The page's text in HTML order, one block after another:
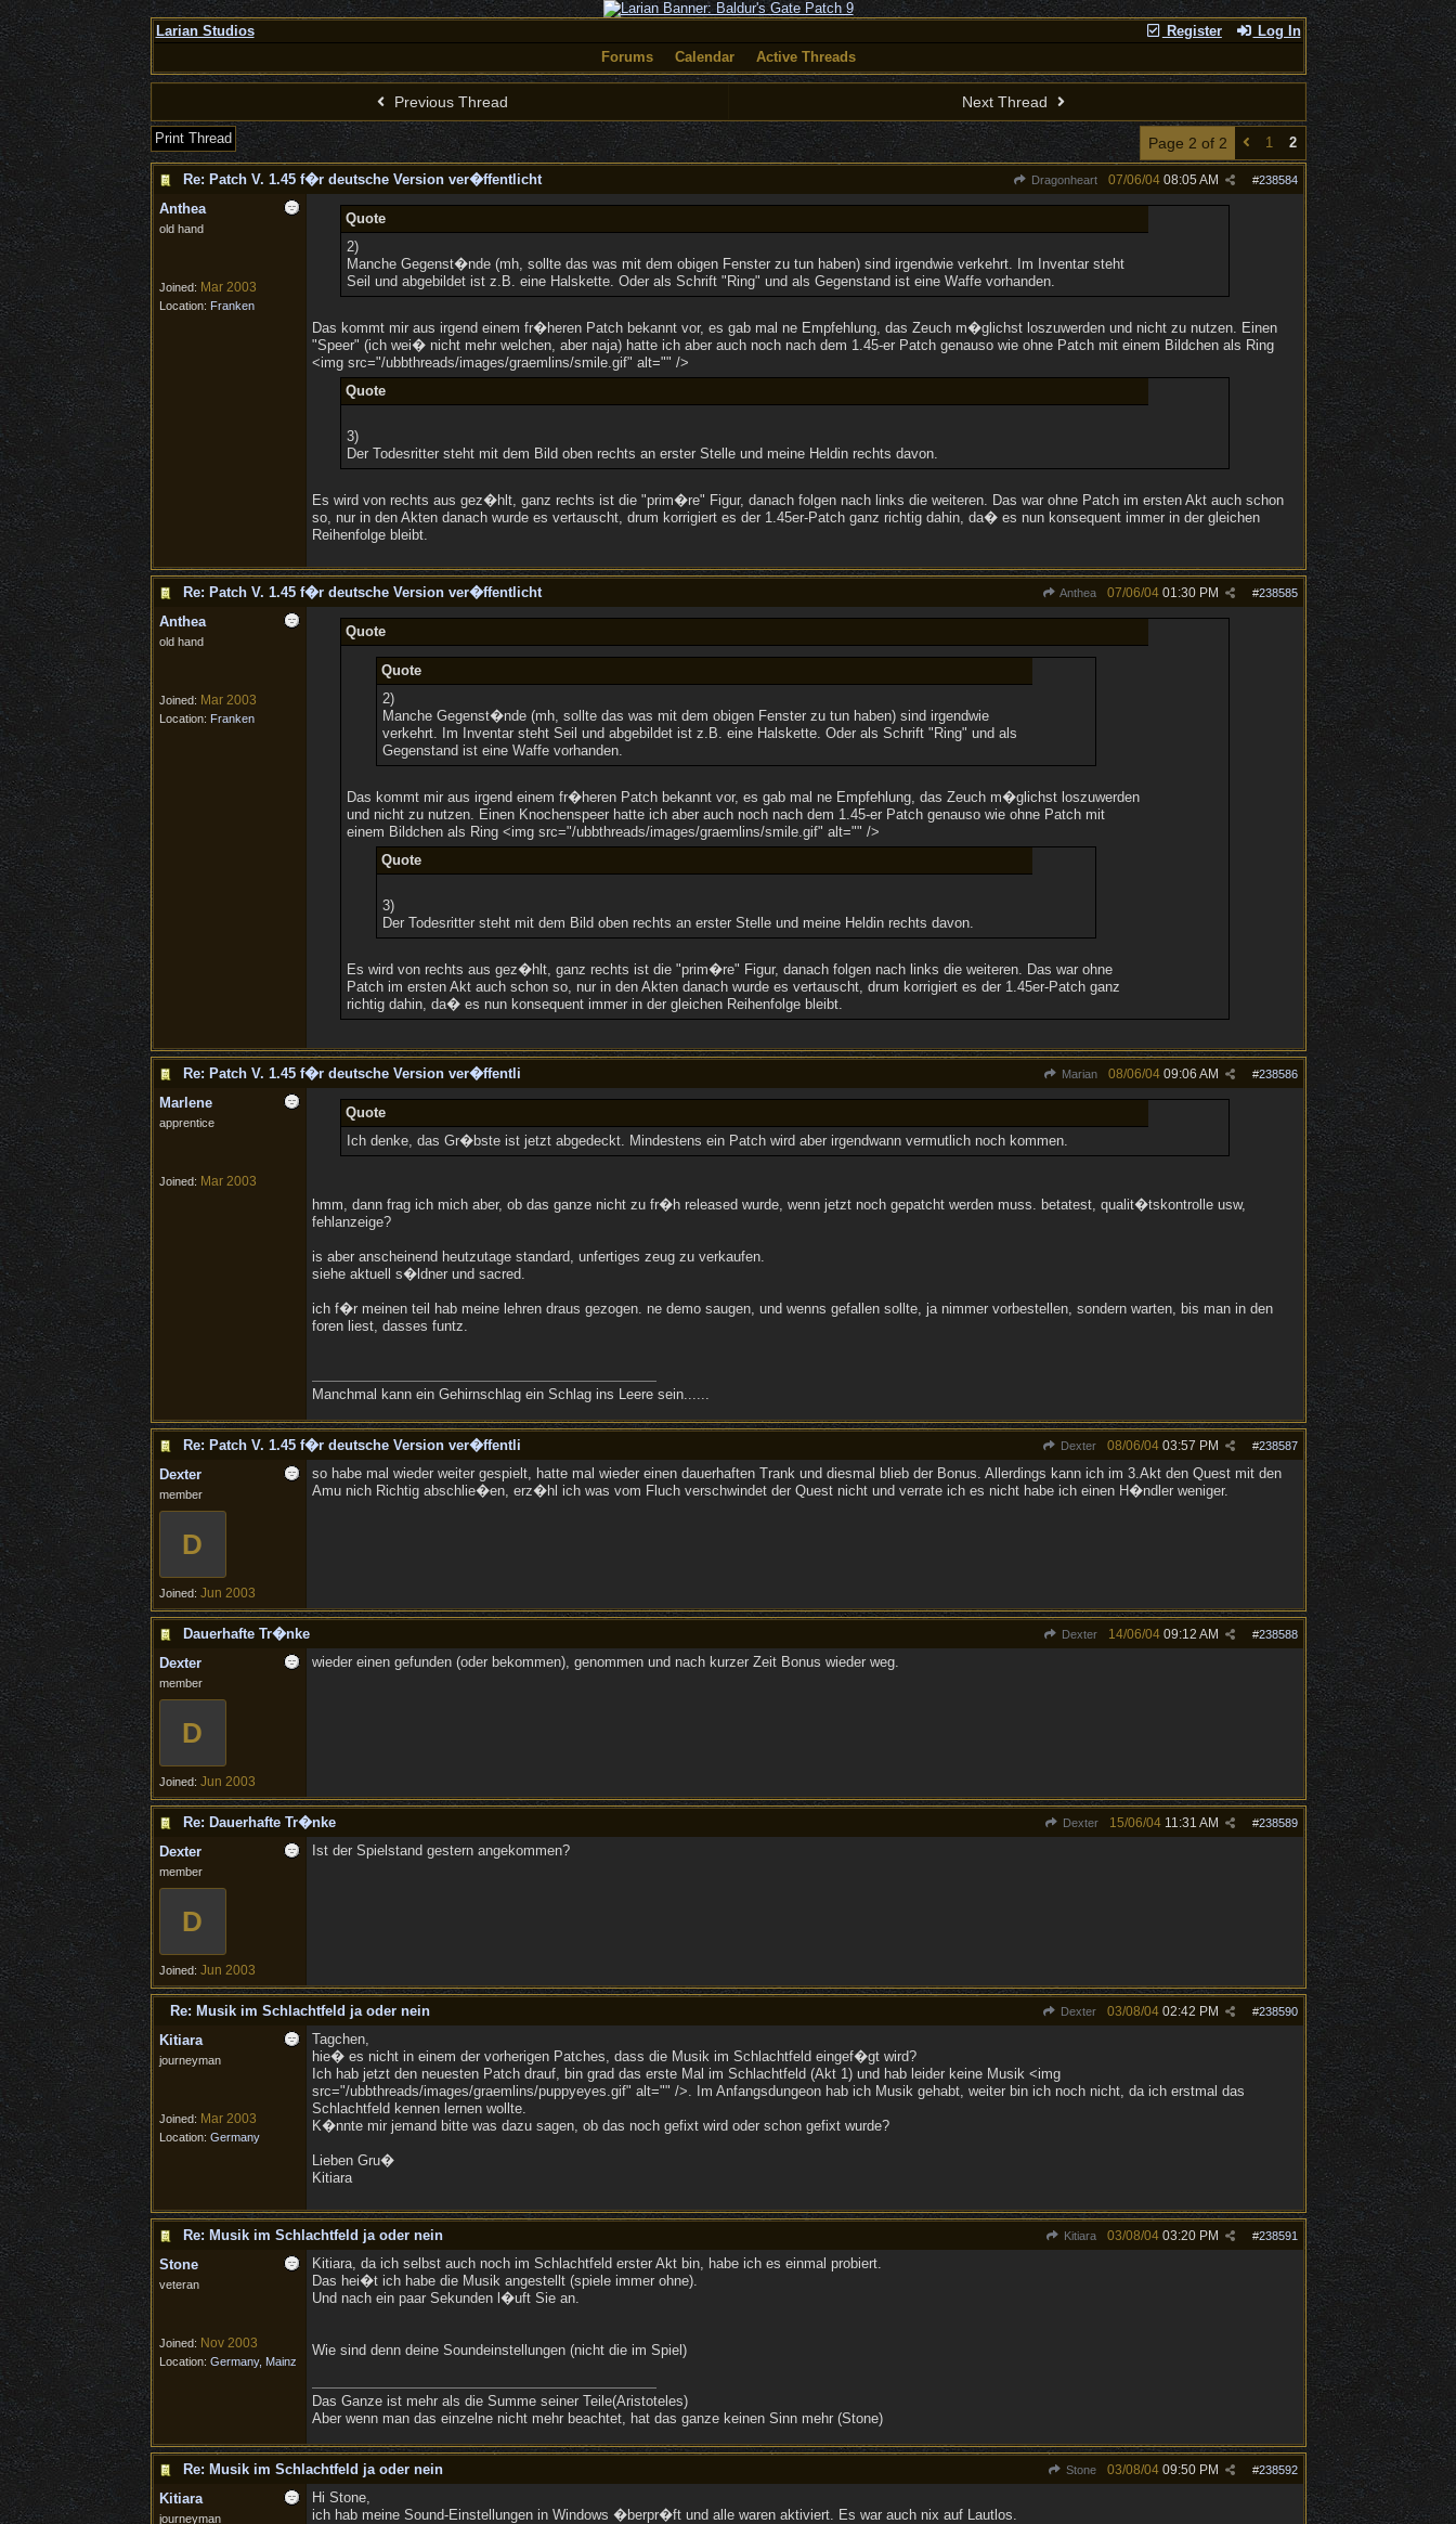
Register Log In
Larian Studios
Forums
Calendar Active Threads
Previous Thread Next Thread
Print Thread Page 2 of 2 1 2
Re: Patch V. 1.45 f�r deutsche Version ver�ffentlicht Dragonheart #238584
07/06/04 08:05 AM
Anthea
old hand
Joined: Mar 2003
Location: Franken
Quote
2)
Manche Gegenst�nde (mh, sollte das was mit dem obigen Fenster zu tun haben) sind irgendwie verkehrt. Im Inventar steht
Seil und abgebildet ist z.B. eine Halskette. Oder als Schrift "Ring" und als Gegenstand ist eine Waffe vorhanden.
Das kommt mir aus irgend einem fr�heren Patch bekannt vor, es gab mal ne Empfehlung, das Zeuch m�glichst loszuwerden und nicht zu nutzen. Einen
"Speer" (ich wei� nicht mehr welchen, aber naja) hatte ich aber auch noch nach dem 1.45-er Patch genauso wie ohne Patch mit einem Bildchen als Ring
<img src="/ubbthreads/images/graemlins/smile.gif" alt="" />
Quote
3)
Der Todesritter steht mit dem Bild oben rechts an erster Stelle und meine Heldin rechts davon.
Es wird von rechts aus gez�hlt, ganz rechts ist die "prim�re" Figur, danach folgen nach links die weiteren. Das war ohne Patch im ersten Akt auch schon
so, nur in den Akten danach wurde es vertauscht, drum korrigiert es der 1.45er-Patch ganz richtig dahin, da� es nun konsequent immer in der gleichen
Reihenfolge bleibt.
Re: Patch V. 1.45 f�r deutsche Version ver�ffentlicht Anthea #238585
07/06/04 01:30 PM
Anthea
old hand
Joined: Mar 2003
Location: Franken
Quote
Quote
2)
Manche Gegenst�nde (mh, sollte das was mit dem obigen Fenster zu tun haben) sind irgendwie
verkehrt. Im Inventar steht Seil und abgebildet ist z.B. eine Halskette. Oder als Schrift "Ring" und als
Gegenstand ist eine Waffe vorhanden.
Das kommt mir aus irgend einem fr�heren Patch bekannt vor, es gab mal ne Empfehlung, das Zeuch m�glichst loszuwerden
und nicht zu nutzen. Einen Knochenspeer hatte ich aber auch noch nach dem 1.45-er Patch genauso wie ohne Patch mit
einem Bildchen als Ring <img src="/ubbthreads/images/graemlins/smile.gif" alt="" />
Quote
3)
Der Todesritter steht mit dem Bild oben rechts an erster Stelle und meine Heldin rechts davon.
Es wird von rechts aus gez�hlt, ganz rechts ist die "prim�re" Figur, danach folgen nach links die weiteren. Das war ohne
Patch im ersten Akt auch schon so, nur in den Akten danach wurde es vertauscht, drum korrigiert es der 1.45er-Patch ganz
richtig dahin, da� es nun konsequent immer in der gleichen Reihenfolge bleibt.
Re: Patch V. 1.45 f�r deutsche Version ver�ffentli Marian #238586
08/06/04 09:06 AM
Marlene
apprentice
Joined: Mar 2003
Quote
Ich denke, das Gr�bste ist jetzt abgedeckt. Mindestens ein Patch wird aber irgendwann vermutlich noch kommen.
hmm, dann frag ich mich aber, ob das ganze nicht zu fr�h released wurde, wenn jetzt noch gepatcht werden muss. betatest, qualit�tskontrolle usw,
fehlanzeige?
is aber anscheinend heutzutage standard, unfertiges zeug zu verkaufen.
siehe aktuell s�ldner und sacred.
ich f�r meinen teil hab meine lehren draus gezogen. ne demo saugen, und wenns gefallen sollte, ja nimmer vorbestellen, sondern warten, bis man in den
foren liest, dasses funtz.
Manchmal kann ein Gehirnschlag ein Schlag ins Leere sein......
Re: Patch V. 1.45 f�r deutsche Version ver�ffentli Dexter #238587
08/06/04 03:57 PM
Dexter
member
D
Joined: Jun 2003
so habe mal wieder weiter gespielt, hatte mal wieder einen dauerhaften Trank und diesmal blieb der Bonus. Allerdings kann ich im 3.Akt den Quest mit den
Amu nich Richtig abschlie�en, erz�hl ich was vom Fluch verschwindet der Quest nicht und verrate ich es nicht habe ich einen H�ndler weniger.
Dauerhafte Tr�nke Dexter #238588
14/06/04 09:12 AM
Dexter
member
D
Joined: Jun 2003
wieder einen gefunden (oder bekommen), genommen und nach kurzer Zeit Bonus wieder weg.
Re: Dauerhafte Tr�nke Dexter #238589
15/06/04 11:31 AM
Dexter
member
D
Joined: Jun 2003
Ist der Spielstand gestern angekommen?
Re: Musik im Schlachtfeld ja oder nein Dexter #238590
03/08/04 02:42 PM
Kitiara
journeyman
Joined: Mar 2003
Location: Germany
Tagchen,
hie� es nicht in einem der vorherigen Patches, dass die Musik im Schlachtfeld eingef�gt wird?
Ich hab jetzt den neuesten Patch drauf, bin grad das erste Mal im Schlachtfeld (Akt 1) und hab leider keine Musik <img
src="/ubbthreads/images/graemlins/puppyeyes.gif" alt="" />. Im Anfangsdungeon hab ich Musik gehabt, weiter bin ich noch nicht, da ich erstmal das
Schlachtfeld kennen lernen wollte.
K�nnte mir jemand bitte was dazu sagen, ob das noch gefixt wird oder schon gefixt wurde?
Lieben Gru�
Kitiara
Re: Musik im Schlachtfeld ja oder nein Kitiara #238591
03/08/04 03:20 PM
Stone
veteran
Joined: Nov 2003
Location: Germany, Mainz
Kitiara, da ich selbst auch noch im Schlachtfeld erster Akt bin, habe ich es einmal probiert.
Das hei�t ich habe die Musik angestellt (spiele immer ohne).
Und nach ein paar Sekunden l�uft Sie an.
Wie sind denn deine Soundeinstellungen (nicht die im Spiel)
Das Ganze ist mehr als die Summe seiner Teile(Aristoteles)
Aber wenn man das einzelne nicht mehr beachtet, hat das ganze keinen Sinn mehr (Stone)
Re: Musik im Schlachtfeld ja oder nein Stone #238592
03/08/04 09:50 PM
Kitiara
journeyman
Hi Stone,
ich hab meine Sound-Einstellungen in Windows �berpr�ft und alle waren aktiviert. Es war auch nix auf Lautlos.